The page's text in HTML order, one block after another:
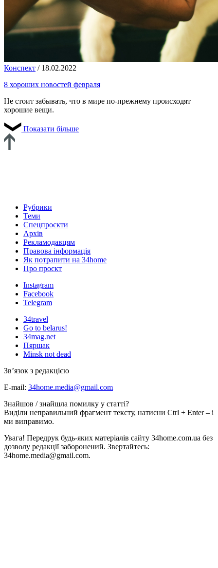
Конспект / 18.02.2022
8 хороших новостей февраля
Не стоит забывать, что в мире по-прежнему происходят
хорошие вещи.
Показати більше
Рубрики
Теми
Спецпроєкти
Архів
Рекламодавцям
Правова інформація
Як потрапити на 34home
Про проєкт
Instagram
Facebook
Telegram
34travel
Go to belarus!
34mag.net
Пяршак
Minsk not dead
Зв’язок з редакцією
E-mail: 34home.media@gmail.com
Знайшов / знайшла помилку у статті?
Виділи неправильний фрагмент тексту, натисни Ctrl + Enter – і
ми виправимо.
Увага! Передрук будь-яких матеріалів сайту 34home.com.ua без
дозволу редакції заборонений. Звертайтесь:
34home.media@gmail.com.